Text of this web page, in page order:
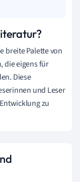
breite Palette von
die eigens für
Diese
und Leser
zu